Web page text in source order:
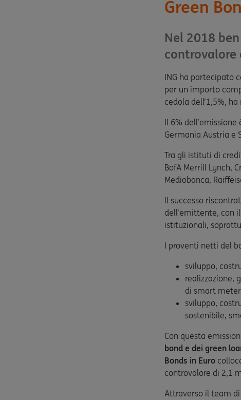
Green
Nel 2018
controvalore
ING ha partecipato
per un importo
cedola dell’1,5%,
Il 6%
Germania Austria e
Tra gli istituti di
BofA Merrill Lynch,
Mediobanca,
Il successo
dell’emittente, con
istituzionali,
I proventi netti del
sviluppo,
realizzazione,
di smart
sviluppo,
sostenibile,
Con questa
bond e dei green
Bonds in Euro
controvalore di 2,1
Attraverso il team di